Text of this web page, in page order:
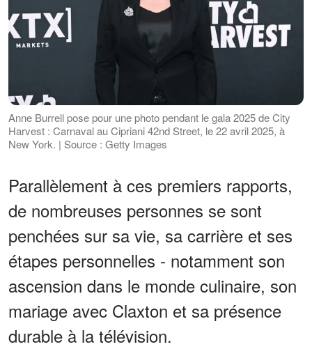
Anne Burrell pose pour une photo pendant le gala 2025 de City
Harvest : Carnaval au Cipriani 42nd Street, le 22 avril 2025, à
New York. | Source : Getty Images
Parallèlement à ces premiers rapports,
de nombreuses personnes se sont
penchées sur sa vie, sa carrière et ses
étapes personnelles - notamment son
ascension dans le monde culinaire, son
mariage avec Claxton et sa présence
durable à la télévision.